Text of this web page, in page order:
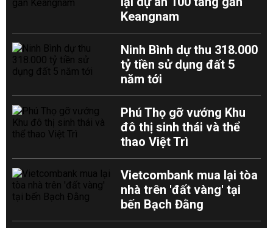
Keangnam
Ninh Bình dự thu 318.000
tỷ tiền sử dụng đất 5
năm tới
Phú Thọ gỡ vướng Khu
đô thị sinh thái và thể
thao Việt Trì
Vietcombank mua lại tòa
nhà trên 'đất vàng' tại
bến Bạch Đằng